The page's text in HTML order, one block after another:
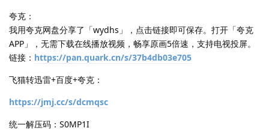
夸克：
我用夸克网盘分享了「wydhs」，点击链接即可保存。打开「夸克
APP」，无需下载在线播放视频，畅享原画5倍速，支持电视投屏。
链接： https://pan.quark.cn/s/37b4db03e705
飞猫转迅雷+百度+夸克：
https://jmj.cc/s/dcmqsc
统一解压码：S0MP1I